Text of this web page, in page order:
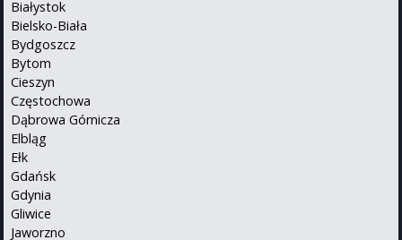
Białystok
Bielsko-Biała
Bydgoszcz
Bytom
Cieszyn
Częstochowa
Dąbrowa Górnicza
Elbląg
Ełk
Gdańsk
Gdynia
Gliwice
Jaworzno